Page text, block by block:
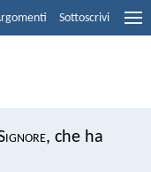
Sottoscrivi
ignore, che ha